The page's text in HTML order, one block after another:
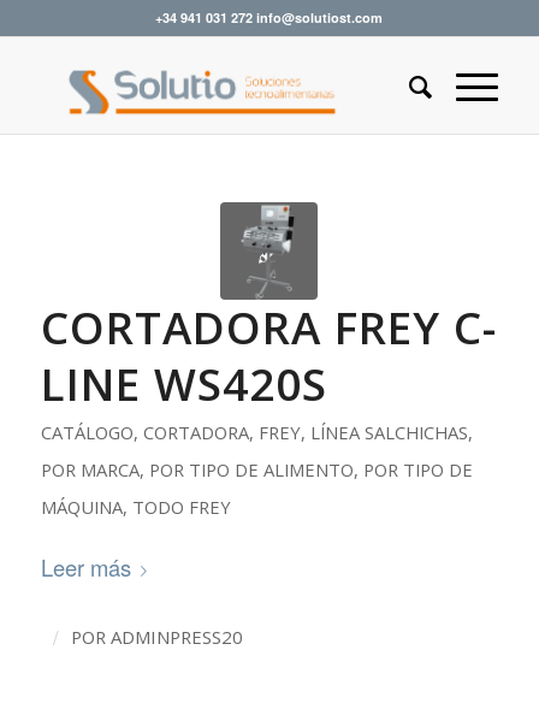
+34 941 031 272 info@solutiost.com
CORTADORA FREY C-
LINE WS420S
CATÁLOGO, CORTADORA, FREY, LÍNEA SALCHICHAS,
POR MARCA, POR TIPO DE ALIMENTO, POR TIPO DE
MÁQUINA, TODO FREY
Leer más
/ POR ADMINPRESS20